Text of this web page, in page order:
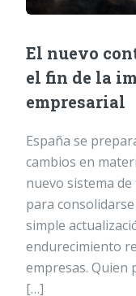
El nuevo
el fin de la
empresarial
España se
cambios en
nuevo sistema
para
simple
endurecimiento
empresas. Quien
[…]